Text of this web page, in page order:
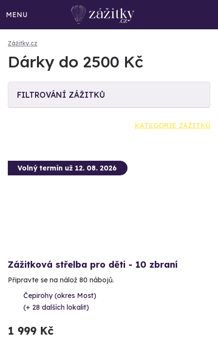
MENU
Zážitky.cz
Dárky do 2500 Kč
FILTROVÁNÍ ZÁŽITKŮ
KATEGORIE ZÁŽITKŮ
Volný termín už 12. 08. 2026
Zážitková střelba pro děti - 10 zbraní
Připravte se na nálož 80 nábojů.
Čepirohy (okres Most)
(+ 28 dalších lokalit)
1 999 Kč